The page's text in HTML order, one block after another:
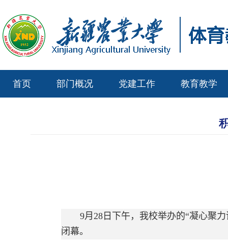
首页 部门概况 党建工作 教育教学
9月28 日下午，我校举办的“凝心聚
闭幕。